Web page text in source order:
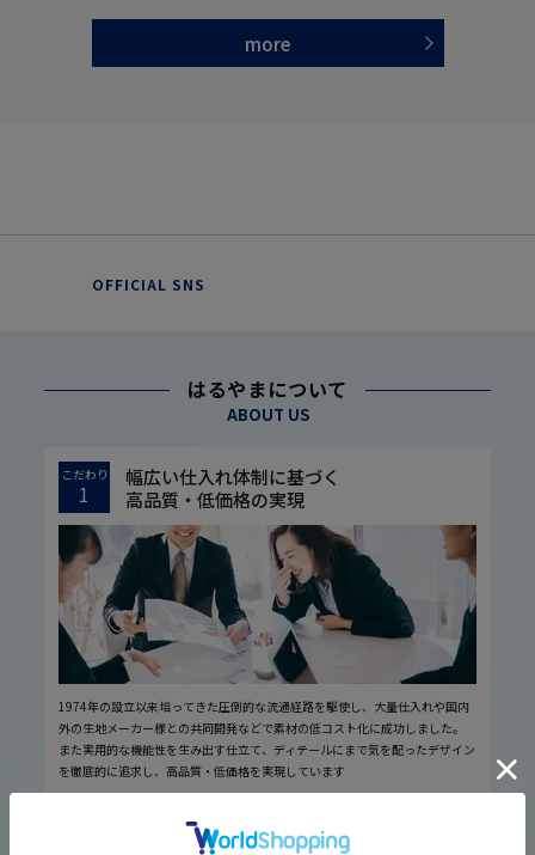
more
OFFICIAL SNS
はるやまについて
ABOUT US
こだわり
1
幅広い仕入れ体制に基づく
高品質・低価格の実現
1974年の設立以来培ってきた圧倒的な流通経路を駆使し、大量仕入れや国内
外の生地メーカー様との共同開発などで素材の低コスト化に成功しました。
また実用的な機能性を生み出す仕立て、ディテールにまで気を配ったデザイン
を徹底的に追求し、高品質・低価格を実現しています
厳しい品質管理体制に基づく